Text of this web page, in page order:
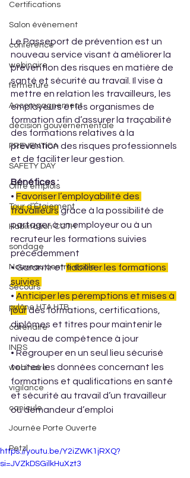
Certifications
Salon évènement
conférence
webinaire
fermeture
Accompagnement
décision gouvernementale
PREVENTICA
SAFETY DAY
Offre emplois
Tour d’Étaiement
Habilitation CCTH
sondage
Nouveau centre école
Secours
pylône HTA HTB
catenaire
INRS
webinaire
vigilance
canicule
Journée Porte Ouverte
Petzl
Le Passeport de prévention est un
nouveau service visant à améliorer la
prévention des risques en matière de
santé et sécurité au travail. Il vise à
mettre en relation les travailleurs, les
employeurs et les organismes de
formation afin d’assurer la traçabilité
des formations relatives à la
prévention des risques professionnels
et de faciliter leur gestion.
Bénéfices :
• Favoriser l’employabilité des
travailleurs grâce à la possibilité de
partager à un employeur ou à un
recruteur les formations suivies
précédemment
• Garantir et fiabiliser les formations
suivies
• Anticiper les péremptions et mises à
jour des formations, certifications,
diplômes et titres pour maintenir le
niveau de compétence à jour
• Regrouper en un seul lieu sécurisé
toutes les données concernant les
formations et qualifications en santé
et sécurité au travail d’un travailleur
ou demandeur d’emploi
https://youtu.be/Y2iZWK1jRXQ?
si=JVZkDSGilkHuXzt3